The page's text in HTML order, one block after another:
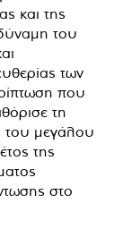
και της
του
των
που
τη
του μεγάλου
της
στο